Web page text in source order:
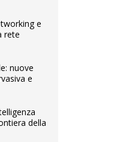
e
rete
nuove
e
della